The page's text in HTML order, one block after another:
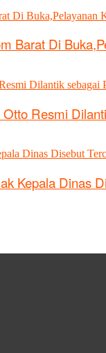
Barat Di
Resmi
Kepala Dinas